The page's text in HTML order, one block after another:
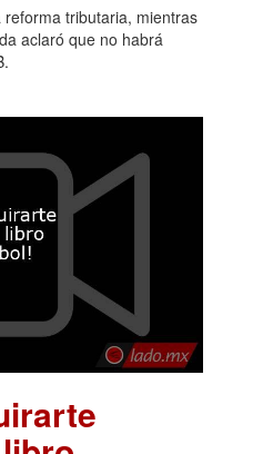
tributaria, mientras
aclaró que no habrá